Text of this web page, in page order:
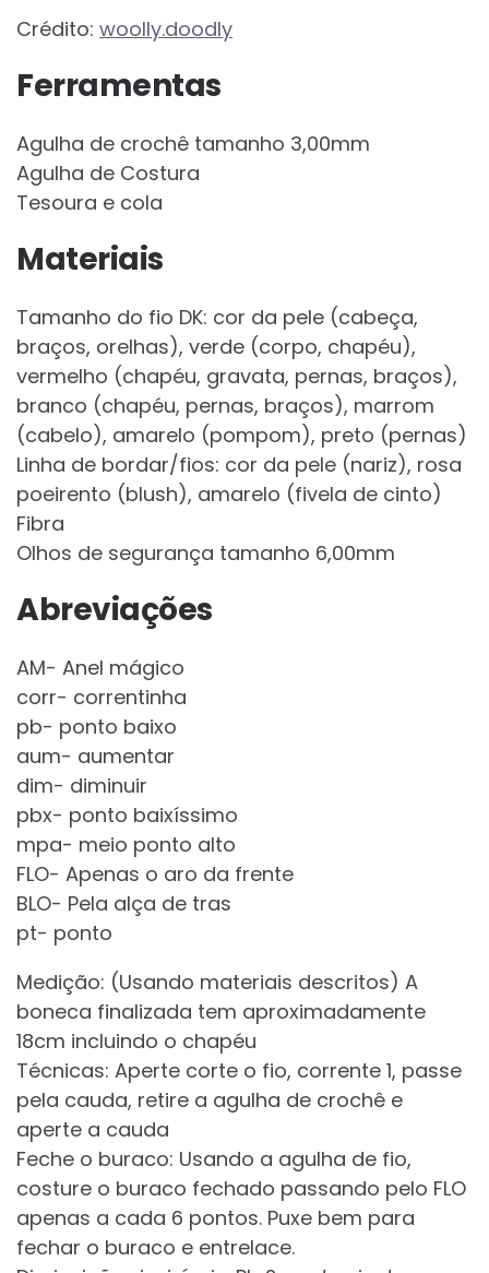
Crédito: woolly.doodly
Ferramentas
Agulha de crochê tamanho 3,00mm
Agulha de Costura
Tesoura e cola
Materiais
Tamanho do fio DK: cor da pele (cabeça,
braços, orelhas), verde (corpo, chapéu),
vermelho (chapéu, gravata, pernas, braços),
branco (chapéu, pernas, braços), marrom
(cabelo), amarelo (pompom), preto (pernas)
Linha de bordar/fios: cor da pele (nariz), rosa
poeirento (blush), amarelo (fivela de cinto)
Fibra
Olhos de segurança tamanho 6,00mm
Abreviações
AM- Anel mágico
corr- correntinha
pb- ponto baixo
aum- aumentar
dim- diminuir
pbx- ponto baixíssimo
mpa- meio ponto alto
FLO- Apenas o aro da frente
BLO- Pela alça de tras
pt- ponto
Medição: (Usando materiais descritos) A
boneca finalizada tem aproximadamente
18cm incluindo o chapéu
Técnicas: Aperte corte o fio, corrente 1, passe
pela cauda, retire a agulha de crochê e
aperte a cauda
Feche o buraco: Usando a agulha de fio,
costure o buraco fechado passando pelo FLO
apenas a cada 6 pontos. Puxe bem para
fechar o buraco e entrelace.